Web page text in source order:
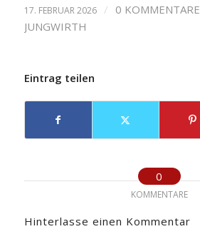
17. FEBRUAR 2026 / 0 KOMMENTARE
JUNGWIRTH
Eintrag teilen
0
KOMMENTARE
Hinterlasse einen Kommentar